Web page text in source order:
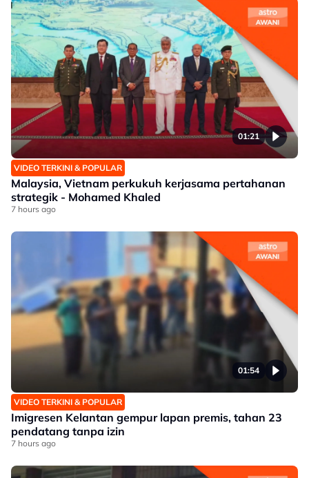
01:21
VIDEO TERKINI & POPULAR
Malaysia, Vietnam perkukuh kerjasama pertahanan
strategik - Mohamed Khaled
7 hours ago
01:54
VIDEO TERKINI & POPULAR
Imigresen Kelantan gempur lapan premis, tahan 23
pendatang tanpa izin
7 hours ago